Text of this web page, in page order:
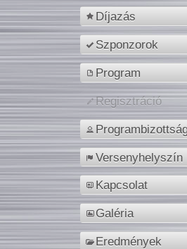
Díjazás
Szponzorok
Program
Regisztráció
Versenyhelyszín
Kapcsolat
Galéria
Eredmények